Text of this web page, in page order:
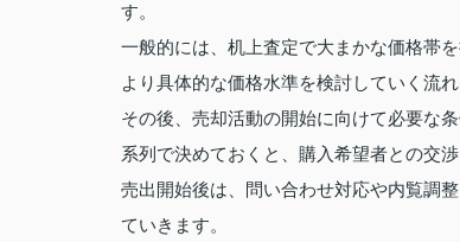
す。
一般的には、机上査定で大まかな価格帯
より具体的な価格水準を検討していく流れ
その後、売却活動の開始に向けて必要な
系列で決めておくと、購入希望者との交
売出開始後は、問い合わせ対応や内覧調
ていきます。